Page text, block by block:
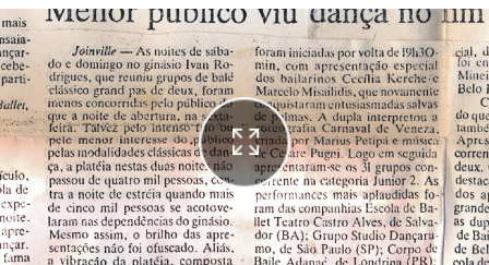
Festival de Dança de Joinville - 10a. Edição - 1992